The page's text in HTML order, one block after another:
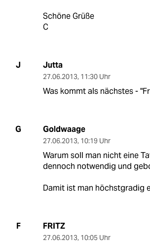
Schöne Grüße
C
J Jutta
27.06.2013, 11:30 Uhr
Was kommt als nächstes -
G Goldwaage
27.06.2013, 10:19 Uhr
Warum soll man nicht eine
dennoch notwendig und
Damit ist man höchstgradig
F FRITZ
27.06.2013, 10:05 Uhr